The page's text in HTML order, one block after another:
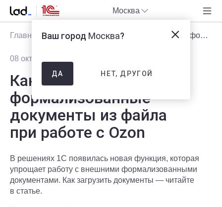
Москва
Главная Блог Статьи Как загрузить в 1С формализованные документы из файла при работе с Ozon
08 октября 2024
Как загрузить в 1С
формализованные
документы из файла
при работе с Ozon
В решениях 1С появилась новая функция, которая
упрощает работу с внешними формализованными
документами. Как загрузить документы — читайте
в статье.
Ваш город Москва?
ДА НЕТ, ДРУГОЙ